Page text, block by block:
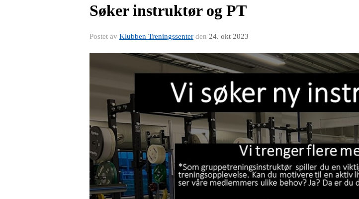
Søker instruktør og PT
Postet av Klubben Treningssenter den 24. okt 2023